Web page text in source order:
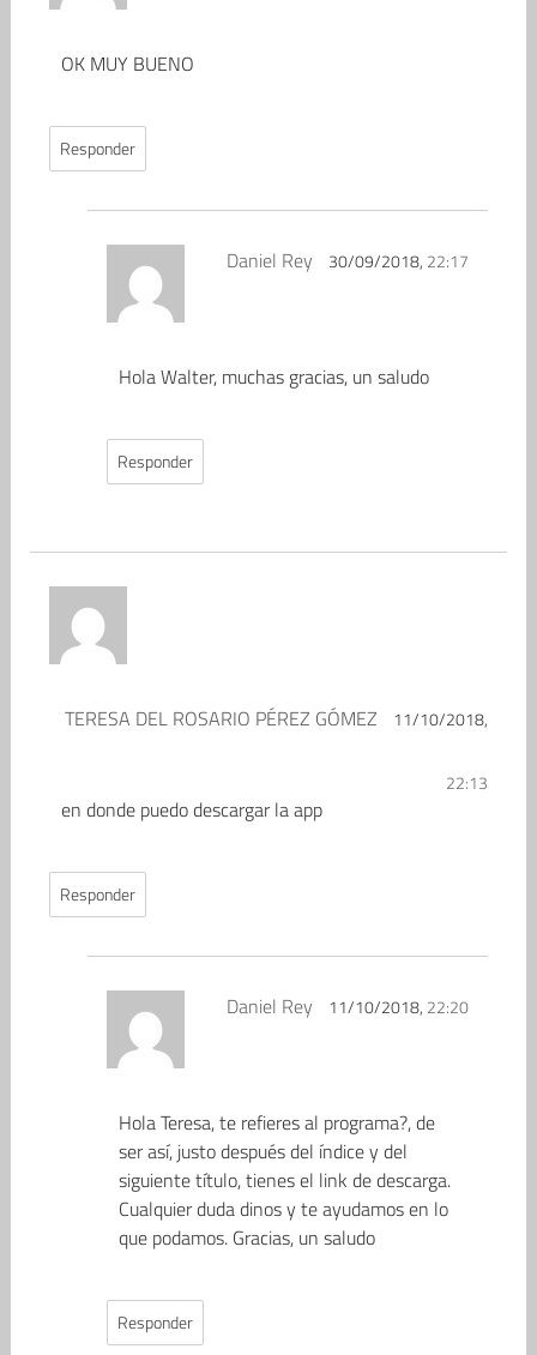
OK MUY BUENO
Responder
Daniel Rey 30/09/2018, 22:17
Hola Walter, muchas gracias, un saludo
Responder
TERESA DEL ROSARIO PÉREZ GÓMEZ 11/10/2018,
22:13
en donde puedo descargar la app
Responder
Daniel Rey 11/10/2018, 22:20
Hola Teresa, te refieres al programa?, de
ser así, justo después del índice y del
siguiente título, tienes el link de descarga.
Cualquier duda dinos y te ayudamos en lo
que podamos. Gracias, un saludo
Responder